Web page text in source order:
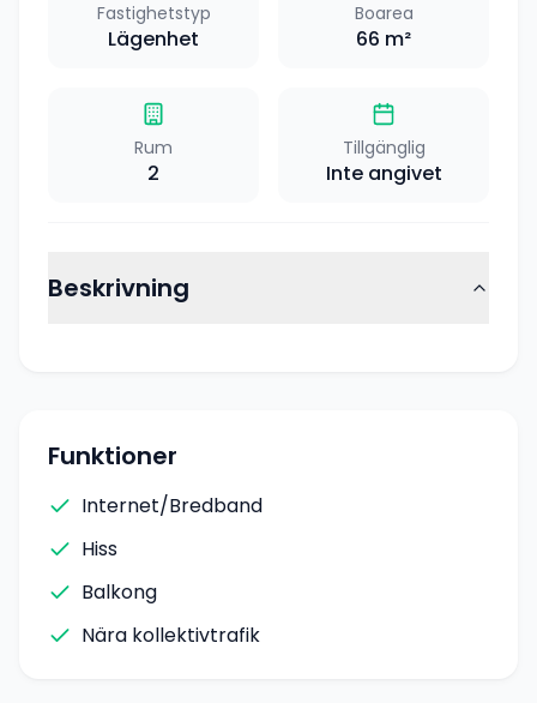
Fastighetstyp
Lägenhet
Boarea
66 m²
Rum
2
Tillgänglig
Inte angivet
Beskrivning
Funktioner
Internet/Bredband
Hiss
Balkong
Nära kollektivtrafik